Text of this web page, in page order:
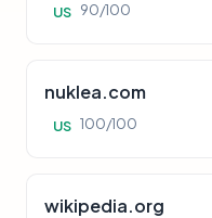
US 90/100
nuklea.com
US 100/100
wikipedia.org